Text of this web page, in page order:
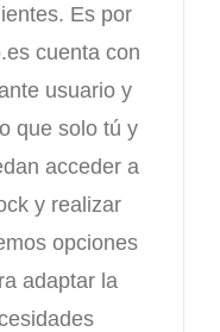
Es por
cuenta con
usuario y
que solo tú y
acceder a
y realizar
opciones
adaptar la